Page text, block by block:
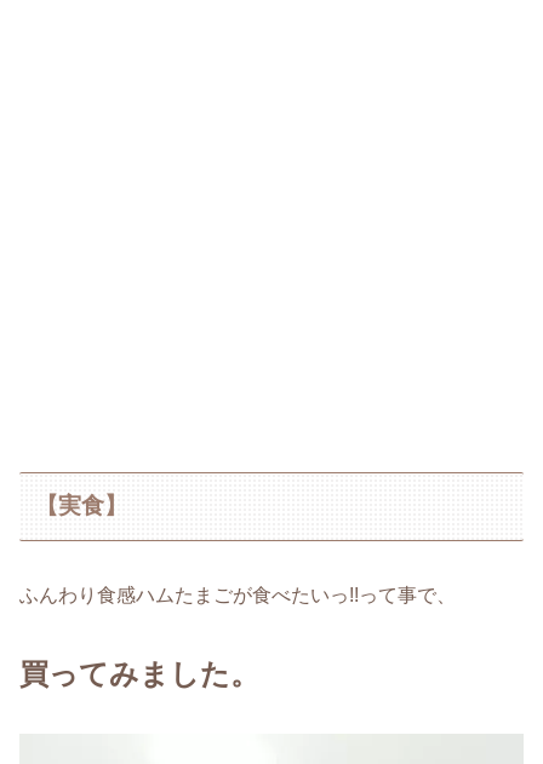
【実食】
ふんわり食感ハムたまごが食べたいっ!!って事で、
買ってみました。